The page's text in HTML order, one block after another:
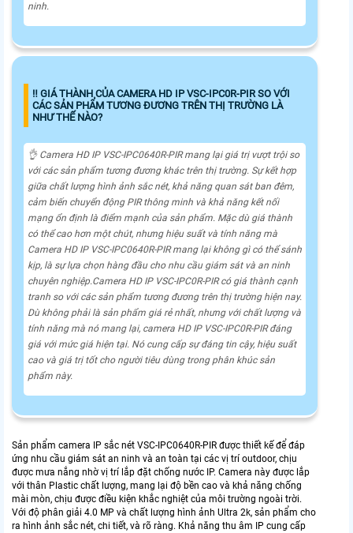
ninh.
‼️ GIÁ THÀNH CỦA CAMERA HD IP VSC-IPC0R-PIR SO VỚI
CÁC SẢN PHẨM TƯƠNG ĐƯƠNG TRÊN THỊ TRƯỜNG LÀ
NHƯ THẾ NÀO?
👌 Camera HD IP VSC-IPC0640R-PIR mang lại giá trị vượt trội so
với các sản phẩm tương đương khác trên thị trường. Sự kết hợp
giữa chất lượng hình ảnh sắc nét, khả năng quan sát ban đêm,
cảm biến chuyển động PIR thông minh và khả năng kết nối
mạng ổn định là điểm mạnh của sản phẩm. Mặc dù giá thành
có thể cao hơn một chút, nhưng hiệu suất và tính năng mà
Camera HD IP VSC-IPC0640R-PIR mang lại không gì có thể sánh
kịp, là sự lựa chọn hàng đầu cho nhu cầu giám sát và an ninh
chuyên nghiệp.Camera HD IP VSC-IPC0R-PIR có giá thành cạnh
tranh so với các sản phẩm tương đương trên thị trường hiện nay.
Dù không phải là sản phẩm giá rẻ nhất, nhưng với chất lượng và
tính năng mà nó mang lại, camera HD IP VSC-IPC0R-PIR đáng
giá với mức giá hiện tại. Nó cung cấp sự đáng tin cậy, hiệu suất
cao và giá trị tốt cho người tiêu dùng trong phân khúc sản
phẩm này.
Sản phẩm camera IP sắc nét VSC-IPC0640R-PIR được thiết kế để đáp
ứng nhu cầu giám sát an ninh và an toàn tại các vị trí outdoor, chịu
được mưa nắng nhờ vị trí lắp đặt chống nước IP. Camera này được lắp
với thân Plastic chất lượng, mang lại độ bền cao và khả năng chống
mài mòn, chịu được điều kiện khắc nghiệt của môi trường ngoài trời.
Với độ phân giải 4.0 MP và chất lượng hình ảnh Ultra 2k, sản phẩm cho
ra hình ảnh sắc nét, chi tiết, và rõ ràng. Khả năng thu âm IP cung cấp